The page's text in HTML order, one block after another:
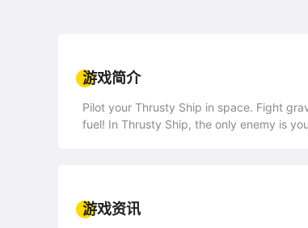
游戏简介
Pilot your Thrusty Ship in space. Fight
fuel! In Thrusty Ship, the only enemy is
游戏资讯